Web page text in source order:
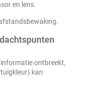
en lens.
ontbreekt,
kan